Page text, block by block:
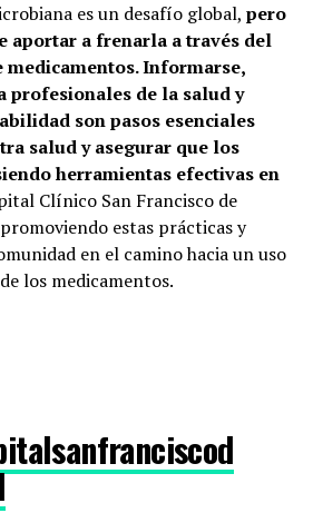
es un desafío global, pero
aportar a frenarla a través del
medicamentos. Informarse,
profesionales de la salud y
son pasos esenciales
salud y asegurar que los
herramientas efectivas en
Clínico San Francisco de
estas prácticas y
en el camino hacia un uso
los medicamentos.